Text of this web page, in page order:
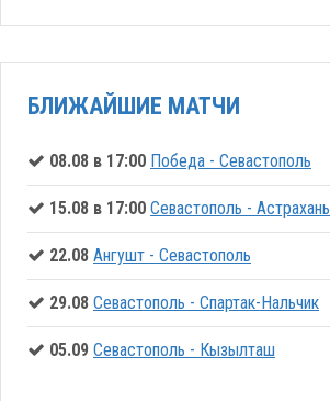
БЛИЖАЙШИЕ МАТЧИ
08.08 в 17:00 Победа - Севастополь
15.08 в 17:00 Севастополь - Астрахань
22.08 Ангушт - Севастополь
29.08 Севастополь - Спартак-Нальчик
05.09 Севастополь - Кызылташ